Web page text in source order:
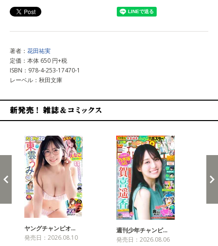
著者： 花田祐実
定価：本体 650 円+税
ISBN：978-4-253-17470-1
レーベル：秋田文庫
ヤングチャンピオ…
発売日：2026.08.10
週刊少年チャンピ…
発売日：2026.08.06